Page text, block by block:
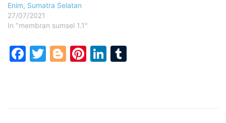
Enim, Sumatra Selatan
27/07/2021
In "membran sumsel 1.1"
Facebook
Twitter
Blogger
Pinterest
LinkedIn